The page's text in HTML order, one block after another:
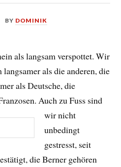
BY DOMINIK
als langsam verspottet. Wir
als die anderen, die
als Deutsche, die
Auch zu Fuss sind
wir nicht
unbedingt
gestresst, seit
die Berner gehören